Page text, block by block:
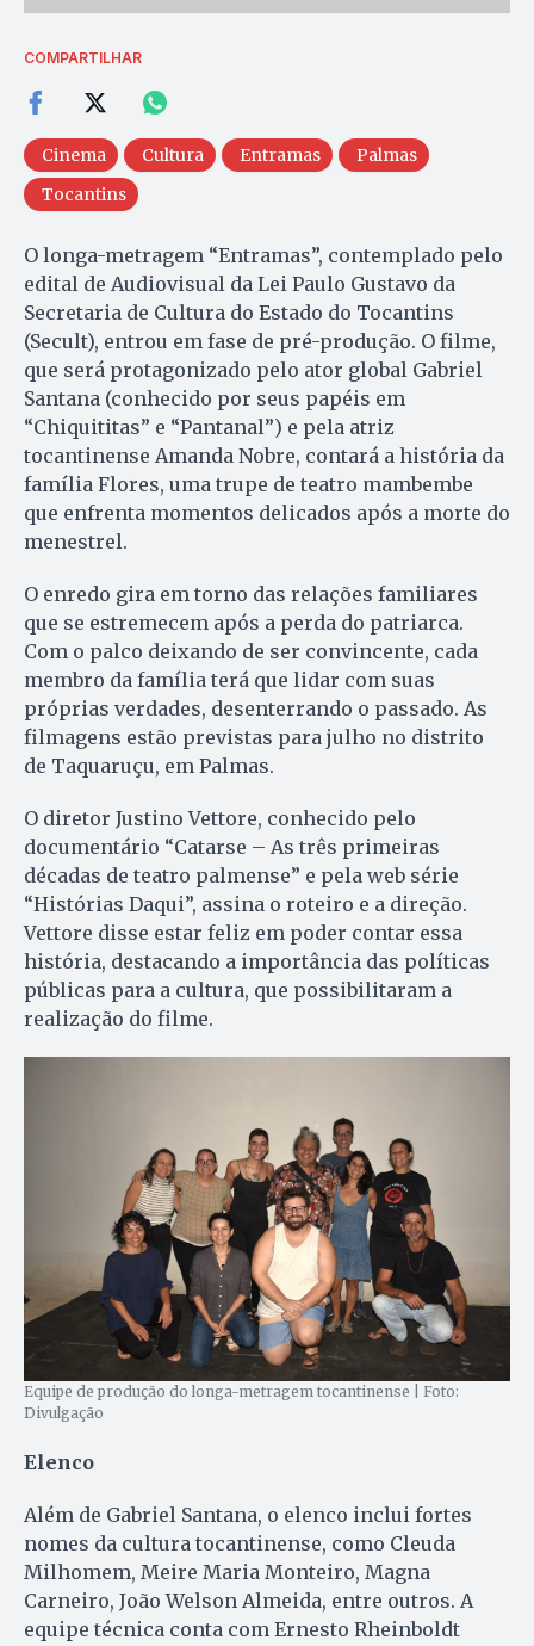
COMPARTILHAR
Cinema Cultura Entramas
Palmas
Tocantins
O longa-metragem “Entramas”, contemplado pelo
edital de Audiovisual da Lei Paulo Gustavo da
Secretaria de Cultura do Estado do Tocantins
(Secult), entrou em fase de pré-produção. O filme,
que será protagonizado pelo ator global Gabriel
Santana (conhecido por seus papéis em
“Chiquititas” e “Pantanal”) e pela atriz
tocantinense Amanda Nobre, contará a história da
família Flores, uma trupe de teatro mambembe
que enfrenta momentos delicados após a morte do
menestrel.
O enredo gira em torno das relações familiares
que se estremecem após a perda do patriarca.
Com o palco deixando de ser convincente, cada
membro da família terá que lidar com suas
próprias verdades, desenterrando o passado. As
filmagens estão previstas para julho no distrito
de Taquaruçu, em Palmas.
O diretor Justino Vettore, conhecido pelo
documentário “Catarse – As três primeiras
décadas de teatro palmense” e pela web série
“Histórias Daqui”, assina o roteiro e a direção.
Vettore disse estar feliz em poder contar essa
história, destacando a importância das políticas
públicas para a cultura, que possibilitaram a
realização do filme.
Equipe de produção do longa-metragem tocantinense | Foto:
Divulgação
Elenco
Além de Gabriel Santana, o elenco inclui fortes
nomes da cultura tocantinense, como Cleuda
Milhomem, Meire Maria Monteiro, Magna
Carneiro, João Welson Almeida, entre outros. A
equipe técnica conta com Ernesto Rheinboldt